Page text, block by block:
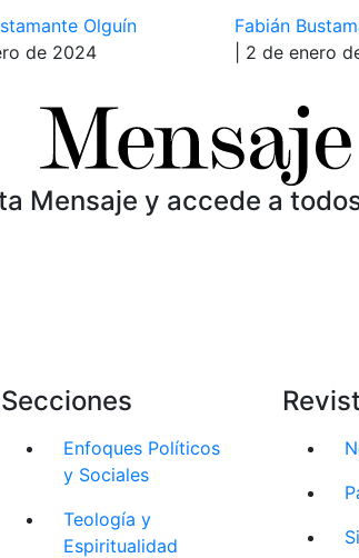
Olguín
de 2024
Fabián
| 2 de enero
Mensaje y accede a
Secciones
Enfoques Políticos
y Sociales
Teología y
Espiritualidad